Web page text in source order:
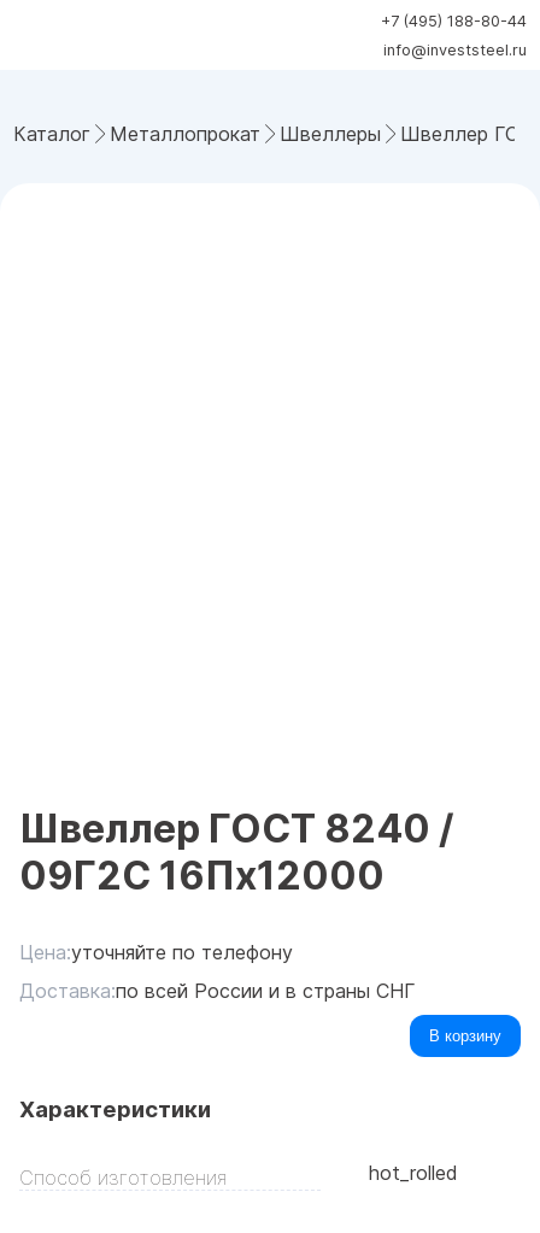
+7 (495) 188-80-44
info@investsteel.ru
Каталог Металлопрокат Швеллеры Швеллер
Швеллер ГОСТ 8240 /
09Г2С 16Пx12000
Цена:уточняйте по телефону
Доставка:по всей России и в страны СНГ
В корзину
Характеристики
Способ изготовления hot_rolled